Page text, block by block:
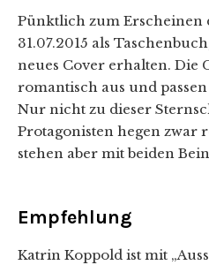
Pünktlich zum Erscheinen
31.07.2015 als
neues Cover erhalten. Die
romantisch aus und
Nur nicht zu dieser
Protagonisten hegen zwar
stehen aber mit beiden
Empfehlung
Katrin Koppold ist mit